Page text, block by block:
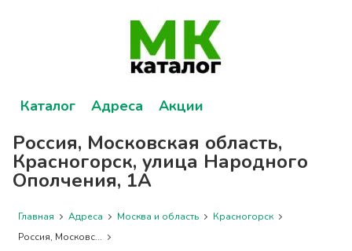
Каталог Адреса Акции
Россия, Московская область,
Красногорск, улица Народного
Ополчения, 1А
Главная Адреса Москва и область
Красногорск
Россия, Московс...